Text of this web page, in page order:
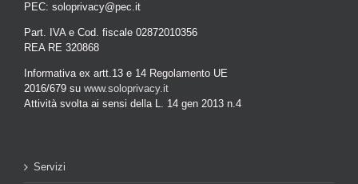
PEC: soloprivacy@pec.it
Part. IVA e Cod. fiscale 02872010356
REA RE 320868
Informativa ex artt.13 e 14 Regolamento UE
2016/679 su www.soloprivacy.it
Attività svolta ai sensi della L. 14 gen 2013 n.4
Servizi